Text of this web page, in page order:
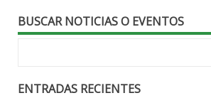
BUSCAR NOTICIAS O EVENTOS
ENTRADAS RECIENTES